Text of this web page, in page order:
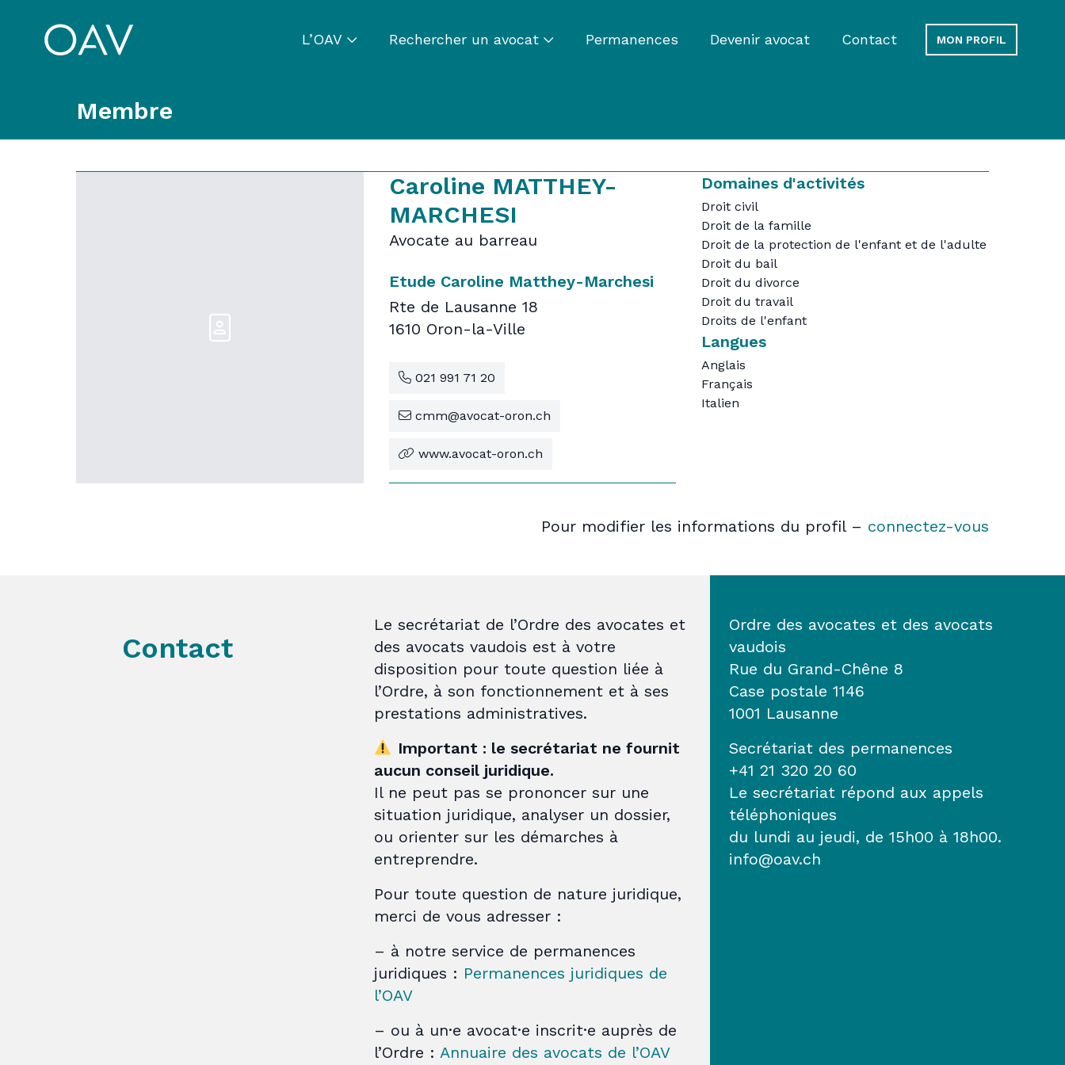
L’OAV Rechercher un avocat Permanences Devenir avocat Contact MON PROFIL
Membre
Caroline MATTHEY-
MARCHESI
Avocate au barreau
Etude Caroline Matthey-Marchesi
Rte de Lausanne 18
1610 Oron-la-Ville
021 991 71 20
cmm@avocat-oron.ch
www.avocat-oron.ch
Domaines d'activités
Droit civil
Droit de la famille
Droit de la protection de l'enfant et de l'adulte
Droit du bail
Droit du divorce
Droit du travail
Droits de l'enfant
Langues
Anglais
Français
Italien
Pour modifier les informations du profil – connectez-vous
Contact
Le secrétariat de l’Ordre des avocates et
des avocats vaudois est à votre
disposition pour toute question liée à
l’Ordre, à son fonctionnement et à ses
prestations administratives.
Important : le secrétariat ne fournit
aucun conseil juridique.
Il ne peut pas se prononcer sur une
situation juridique, analyser un dossier,
ou orienter sur les démarches à
entreprendre.
Pour toute question de nature juridique,
merci de vous adresser :
– à notre service de permanences
juridiques : Permanences juridiques de
l’OAV
– ou à un·e avocat·e inscrit·e auprès de
l’Ordre : Annuaire des avocats de l’OAV
Ordre des avocates et des avocats
vaudois
Rue du Grand-Chêne 8
Case postale 1146
1001 Lausanne
Secrétariat des permanences
+41 21 320 20 60
Le secrétariat répond aux appels
téléphoniques
du lundi au jeudi, de 15h00 à 18h00.
info@oav.ch